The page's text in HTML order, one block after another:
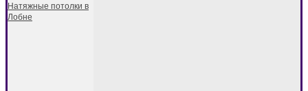
Натяжные потолки в
Лобне